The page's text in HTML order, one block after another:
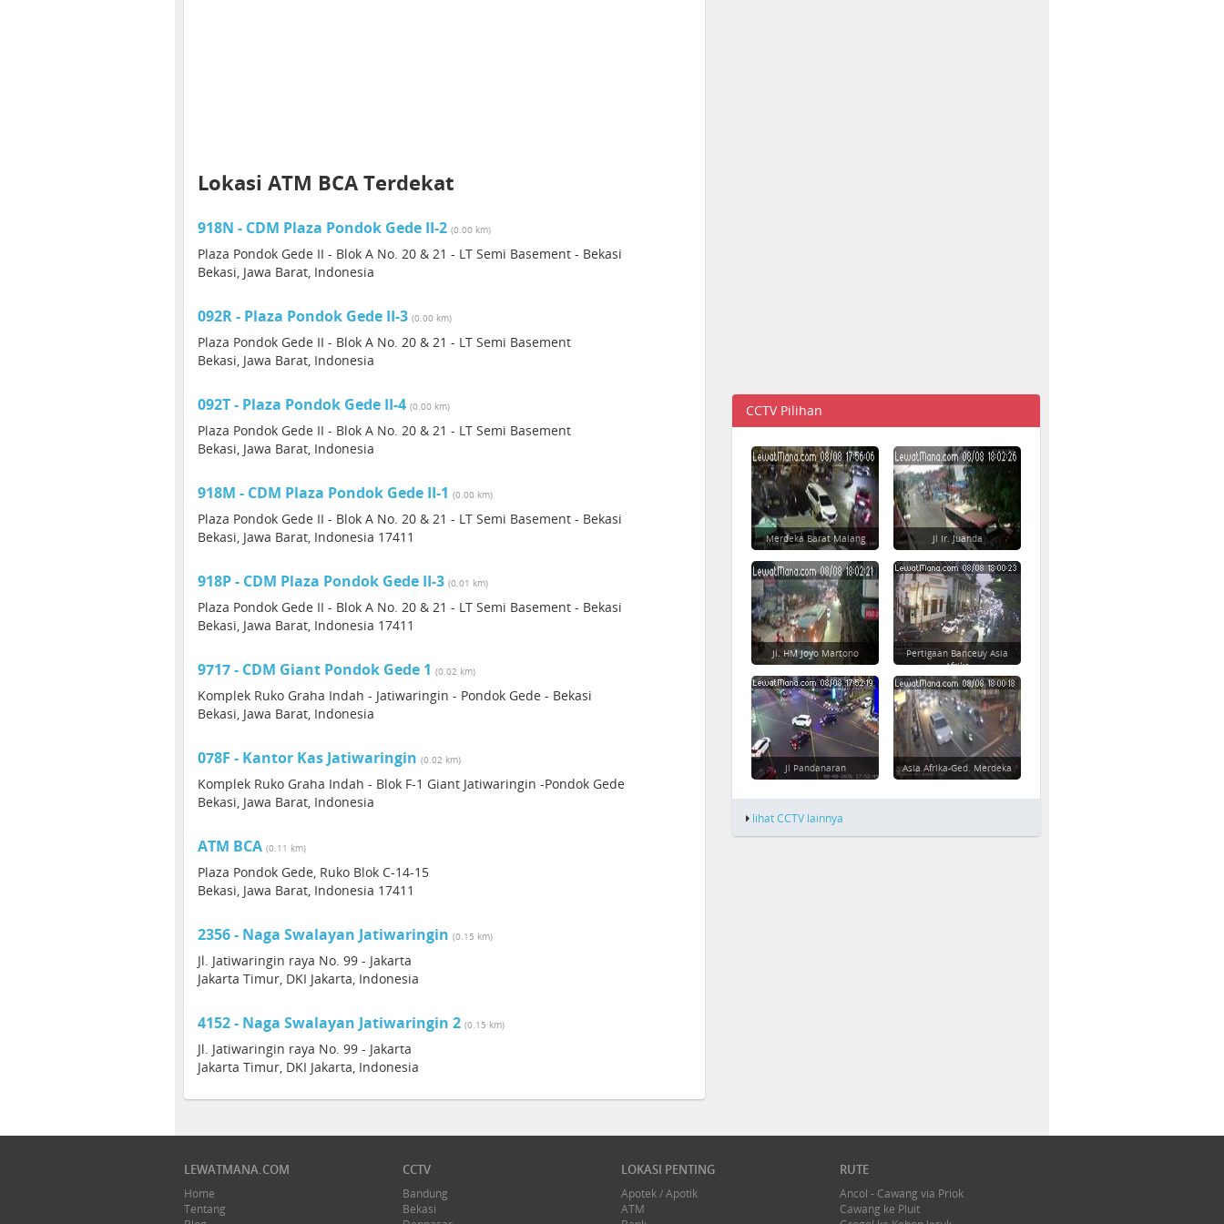
Lokasi ATM BCA Terdekat
918N - CDM Plaza Pondok Gede II-2 (0.00 km)
Plaza Pondok Gede II - Blok A No. 20 & 21 - LT Semi Basement - Bekasi
Bekasi, Jawa Barat, Indonesia
092R - Plaza Pondok Gede II-3 (0.00 km)
Plaza Pondok Gede II - Blok A No. 20 & 21 - LT Semi Basement
Bekasi, Jawa Barat, Indonesia
092T - Plaza Pondok Gede II-4 (0.00 km)
Plaza Pondok Gede II - Blok A No. 20 & 21 - LT Semi Basement
Bekasi, Jawa Barat, Indonesia
918M - CDM Plaza Pondok Gede II-1 (0.00 km)
Plaza Pondok Gede II - Blok A No. 20 & 21 - LT Semi Basement - Bekasi
Bekasi, Jawa Barat, Indonesia 17411
918P - CDM Plaza Pondok Gede II-3 (0.01 km)
Plaza Pondok Gede II - Blok A No. 20 & 21 - LT Semi Basement - Bekasi
Bekasi, Jawa Barat, Indonesia 17411
9717 - CDM Giant Pondok Gede 1 (0.02 km)
Komplek Ruko Graha Indah - Jatiwaringin - Pondok Gede - Bekasi
Bekasi, Jawa Barat, Indonesia
078F - Kantor Kas Jatiwaringin (0.02 km)
Komplek Ruko Graha Indah - Blok F-1 Giant Jatiwaringin -Pondok Gede
Bekasi, Jawa Barat, Indonesia
ATM BCA (0.11 km)
Plaza Pondok Gede, Ruko Blok C-14-15
Bekasi, Jawa Barat, Indonesia 17411
2356 - Naga Swalayan Jatiwaringin (0.15 km)
Jl. Jatiwaringin raya No. 99 - Jakarta
Jakarta Timur, DKI Jakarta, Indonesia
4152 - Naga Swalayan Jatiwaringin 2 (0.15 km)
Jl. Jatiwaringin raya No. 99 - Jakarta
Jakarta Timur, DKI Jakarta, Indonesia
CCTV Pilihan
Merdeka Barat Malang Jl Ir. Juanda
Jl. HM Joyo Martono
Pertigaan Banceuy Asia
Afrika
Jl Pandanaran Asia Afrika-Ged. Merdeka
lihat CCTV lainnya
LEWATMANA.COM
Home
Tentang
CCTV
Bandung
Bekasi
LOKASI PENTING
Apotek / Apotik
ATM
RUTE
Ancol - Cawang via Priok
Cawang ke Pluit